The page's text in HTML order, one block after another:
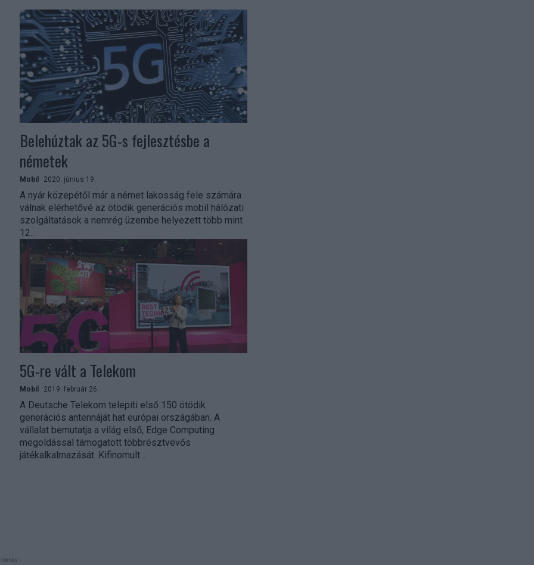
Belehúztak az 5G-s fejlesztésbe a
németek
Mobil 2020. június 19.
A nyár közepétől már a német lakosság fele számára
válnak elérhetővé az ötödik generációs mobil hálózati
szolgáltatások a nemrég üzembe helyezett több mint
12...
5G-re vált a Telekom
Mobil 2019. február 26.
A Deutsche Telekom telepíti első 150 ötödik
generációs antennáját hat európai országában. A
vállalat bemutatja a világ első, Edge Computing
megoldással támogatott többrésztvevős
játékalkalmazását. Kifinomult...
-